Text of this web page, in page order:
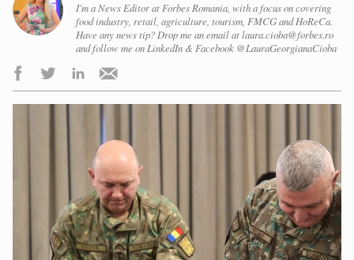
I'm a News Editor at Forbes Romania, with a focus on covering
food industry, retail, agriculture, tourism, FMCG and HoReCa.
Have any news tip? Drop me an email at laura.cioba@forbes.ro
and follow me on LinkedIn & Facebook @LauraGeorgianaCioba